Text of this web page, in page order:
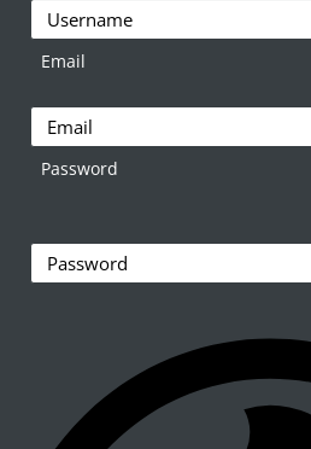
Email
Password